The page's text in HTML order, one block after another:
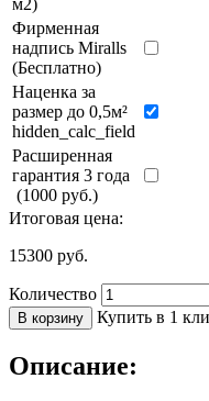
Фирменная
надпись Miralls
(Бесплатно)
Наценка за
размер до 0,5м²
hidden_calc_field
Расширенная
гарантия 3 года
(1000 руб.)
Итоговая цена:
15300 руб.
Количество
В корзину Купить в 1
Описание: